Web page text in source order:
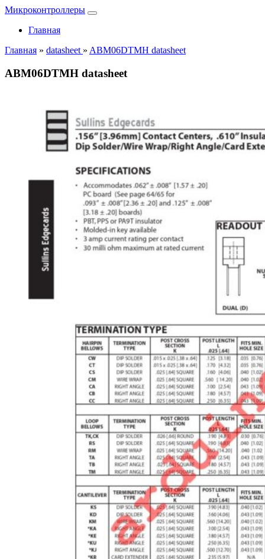
Микроконтроллеры
Главная
Главная » datasheet » ABM06DTMH datasheet
ABM06DTMH datasheet